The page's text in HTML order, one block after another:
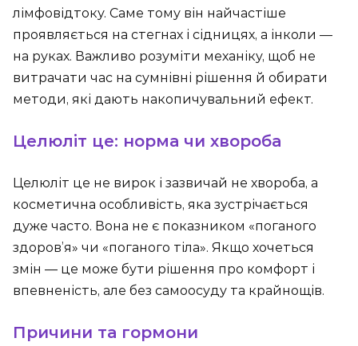
лімфовідтоку. Саме тому він найчастіше
проявляється на стегнах і сідницях, а інколи —
на руках. Важливо розуміти механіку, щоб не
витрачати час на сумнівні рішення й обирати
методи, які дають накопичувальний ефект.
Целюліт це: норма чи хвороба
Целюліт це не вирок і зазвичай не хвороба, а
косметична особливість, яка зустрічається
дуже часто. Вона не є показником «поганого
здоров’я» чи «поганого тіла». Якщо хочеться
змін — це може бути рішення про комфорт і
впевненість, але без самоосуду та крайнощів.
Причини та гормони